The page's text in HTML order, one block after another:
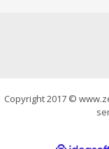
Copyright 2017 ©